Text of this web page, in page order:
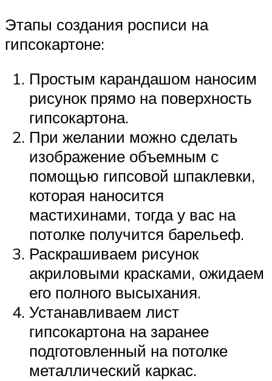
Этапы создания росписи на
гипсокартоне:
Простым карандашом наносим
рисунок прямо на поверхность
гипсокартона.
При желании можно сделать
изображение объемным с
помощью гипсовой шпаклевки,
которая наносится
мастихинами, тогда у вас на
потолке получится барельеф.
Раскрашиваем рисунок
акриловыми красками, ожидаем
его полного высыхания.
Устанавливаем лист
гипсокартона на заранее
подготовленный на потолке
металлический каркас.